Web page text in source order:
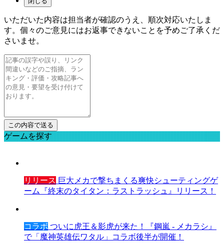
いただいた内容は担当者が確認のうえ、順次対応いたしま
す。個々のご意見にはお返事できないことを予めご了承くだ
さいませ。
ゲームを探す
リリース 巨大メカで撃ちまくる爽快シューティングゲ
ーム『終末のタイタン：ラストラッシュ』リリース！
コラボ ついに虎王＆影虎が来た！『鋼嵐 - メカラシ』
で「魔神英雄伝ワタル」コラボ後半が開催！